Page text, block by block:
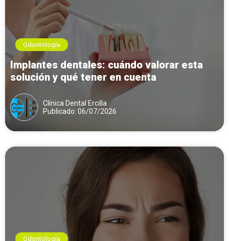
Odontología
Implantes dentales: cuándo valorar esta
solución y qué tener en cuenta
Clínica Dental Ercilla
Publicado: 06/07/2026
Odontología